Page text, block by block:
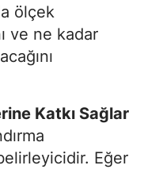
ölçek
ve ne kadar
Katkı Sağlar
Eğer